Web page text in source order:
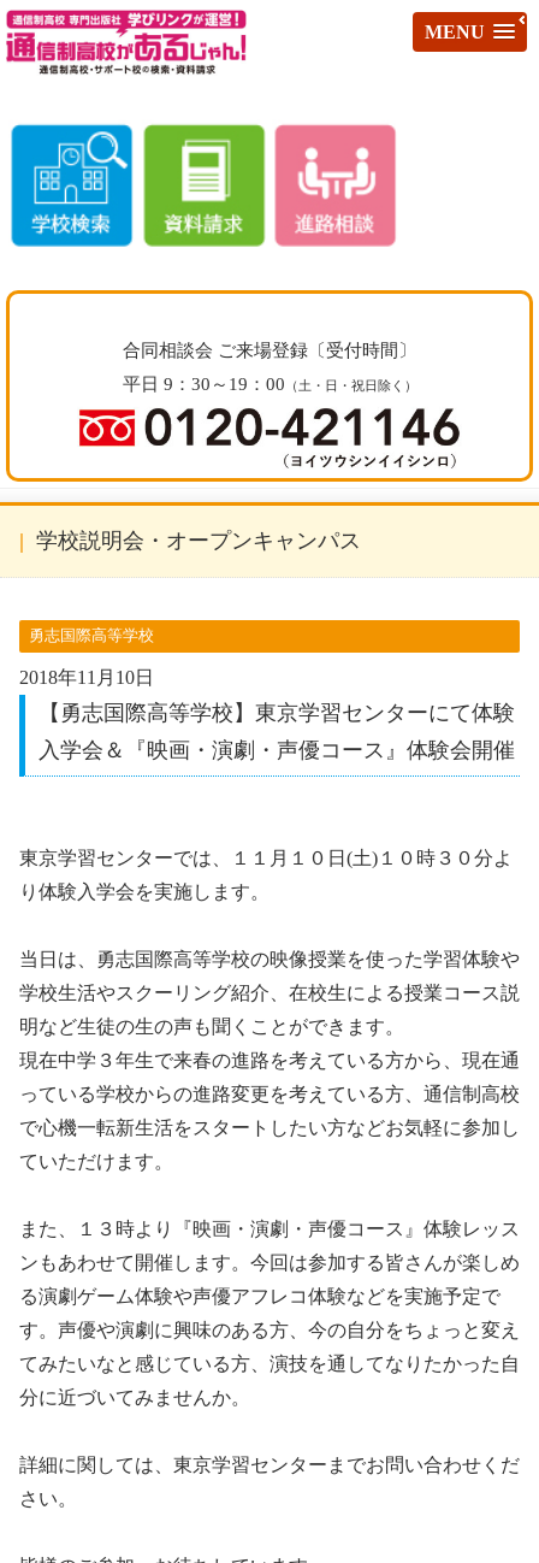
MENU
合同相談会 ご来場登録〔受付時間〕
平日 9：30～19：00 （土・日・祝日除く）
学校説明会・オープンキャンパス
勇志国際高等学校
2018年11月10日
【勇志国際高等学校】東京学習センターにて体験
入学会＆『映画・演劇・声優コース』体験会開催
東京学習センターでは、１１月１０日(土)１０時３０分よ
り体験入学会を実施します。
当日は、勇志国際高等学校の映像授業を使った学習体験や
学校生活やスクーリング紹介、在校生による授業コース説
明など生徒の生の声も聞くことができます。
現在中学３年生で来春の進路を考えている方から、現在通
っている学校からの進路変更を考えている方、通信制高校
で心機一転新生活をスタートしたい方などお気軽に参加し
ていただけます。
また、１３時より『映画・演劇・声優コース』体験レッス
ンもあわせて開催します。今回は参加する皆さんが楽しめ
る演劇ゲーム体験や声優アフレコ体験などを実施予定で
す。声優や演劇に興味のある方、今の自分をちょっと変え
てみたいなと感じている方、演技を通してなりたかった自
分に近づいてみませんか。
詳細に関しては、東京学習センターまでお問い合わせくだ
さい。